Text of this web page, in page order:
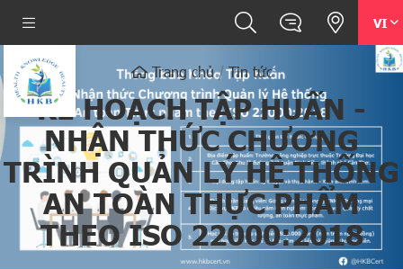
VI
Trang chủ Tin tức
KẾ HOẠCH TẬP HUẤN -
NHẬN THỨC CHƯƠNG
TRÌNH QUẢN LÝ HỆ THỐNG
AN TOÀN THỰC PHẨM
THEO ISO 22000:2018